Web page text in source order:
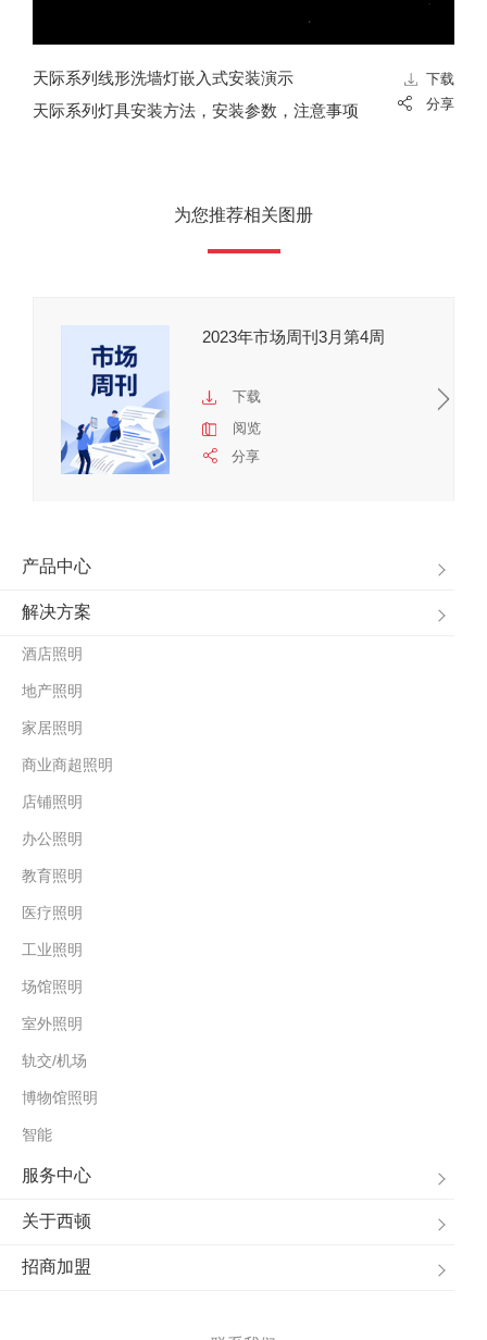
天际系列线形洗墙灯嵌入式安装演示
天际系列灯具安装方法，安装参数，注意事项
下载
分享
为您推荐相关图册
2023年市场周刊3月第4周
下载
阅览
分享
产品中心
解决方案
酒店照明
地产照明
家居照明
商业商超照明
店铺照明
办公照明
教育照明
医疗照明
工业照明
场馆照明
室外照明
轨交/机场
博物馆照明
智能
服务中心
关于西顿
招商加盟